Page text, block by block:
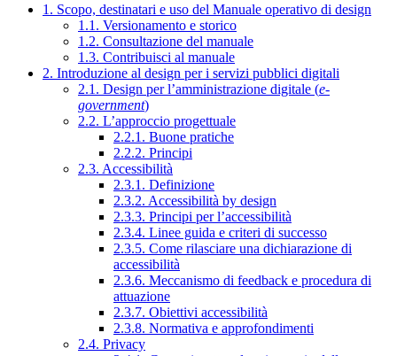
1. Scopo, destinatari e uso del Manuale operativo di design
1.1. Versionamento e storico
1.2. Consultazione del manuale
1.3. Contribuisci al manuale
2. Introduzione al design per i servizi pubblici digitali
2.1. Design per l’amministrazione digitale (e-
government)
2.2. L’approccio progettuale
2.2.1. Buone pratiche
2.2.2. Principi
2.3. Accessibilità
2.3.1. Definizione
2.3.2. Accessibilità by design
2.3.3. Principi per l’accessibilità
2.3.4. Linee guida e criteri di successo
2.3.5. Come rilasciare una dichiarazione di
accessibilità
2.3.6. Meccanismo di feedback e procedura di
attuazione
2.3.7. Obiettivi accessibilità
2.3.8. Normativa e approfondimenti
2.4. Privacy